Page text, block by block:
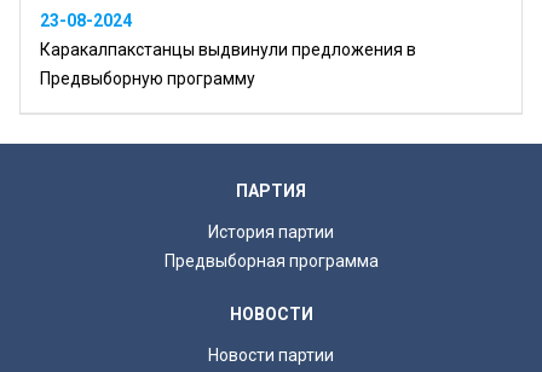
23-08-2024
Каракалпакстанцы выдвинули предложения в
Предвыборную программу
ПАРТИЯ
История партии
Предвыборная программа
НОВОСТИ
Новости партии